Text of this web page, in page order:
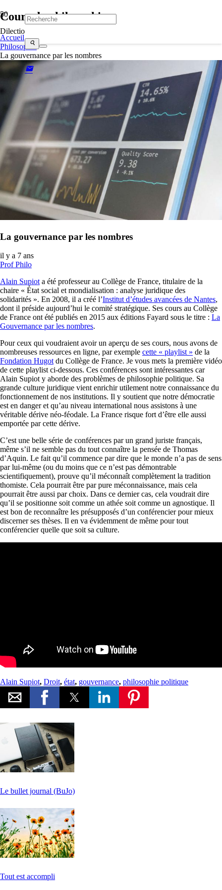
Dilectio
search
mail
Cours de philosophie
Accueil
Philosophie
La gouvernance par les nombres
La gouvernance par les nombres
il y a 7 ans
Prof Philo
Alain Supiot a été professeur au Collège de France, titulaire de la
chaire « État social et mondialisation : analyse juridique des
solidarités ». En 2008, il a créé l’Institut d’études avancées de Nantes,
dont il préside aujourd’hui le comité stratégique. Ses cours au Collège
de France ont été publiés en 2015 aux éditions Fayard sous le titre : La
Gouvernance par les nombres.
Pour ceux qui voudraient avoir un aperçu de ses cours, nous avons de
nombreuses ressources en ligne, par exemple cette « playlist » de la
Fondation Hugot du Collège de France. Je vous mets la première vidéo
de cette playlist ci-dessous. Ces conférences sont intéressantes car
Alain Supiot y aborde des problèmes de philosophie politique. Sa
grande culture juridique vient enrichir utilement notre connaissance du
fonctionnement de nos institutions. Il y soutient que notre démocratie
est en danger et qu’au niveau international nous assistons à une
véritable dérive néo-féodale. La France risque fort d’être elle aussi
emportée par cette dérive.
C’est une belle série de conférences par un grand juriste français,
même s’il ne semble pas du tout connaître la pensée de Thomas
d’Aquin. Le fait qu’il commence par dire que le monde n’a pas de sens
par lui-même (ou du moins que ce n’est pas démontrable
scientifiquement), prouve qu’il méconnaît complètement la tradition
thomiste. Cela pourrait être par pure méconnaissance, mais cela
pourrait être aussi par choix. Dans ce dernier cas, cela voudrait dire
qu’il se positionne soit comme un athée soit comme un agnostique. Il
est bon de reconnaître les présupposés d’un conférencier pour mieux
discerner ses thèses. Il en va évidemment de même pour tout
conférencier quelle que soit sa culture.
Alain Supiot, Droit, état, gouvernance, philosophie politique
Le bullet journal (BuJo)
Tout est accompli